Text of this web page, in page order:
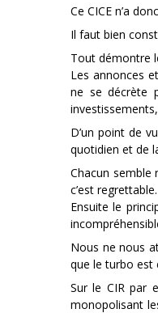
Ce CICE n’a
Il faut bien
Tout démontre
Les annonces
ne se décrète
D’un point de
quotidien et de
Chacun semble
c’est
Ensuite le
Nous ne nous
que le turbo est
Sur le CIR par
monopolisant